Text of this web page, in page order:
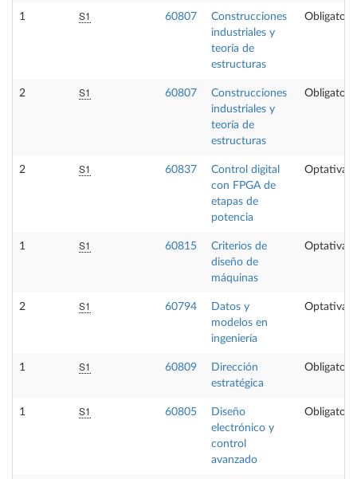
1 S1 60807
Construcciones
industriales y
teoría de
estructuras
Obligatoria
2 S1 60807
Construcciones
industriales y
teoría de
estructuras
Obligatoria
2 S1 60837
Control digital
con FPGA de
etapas de
potencia
Optativa
1 S1 60815
Criterios de
diseño de
máquinas
Optativa
2 S1 60794
Datos y
modelos en
ingeniería
Optativa
1 S1 60809
Dirección
estratégica
Obligatoria
1 S1 60805
Diseño
electrónico y
control
avanzado
Obligatoria